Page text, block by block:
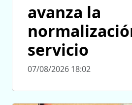
avanza la
servicio
07/08/2026 18:02